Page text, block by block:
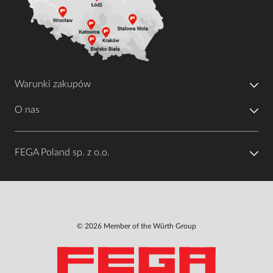
Warunki zakupów
O nas
FEGA Poland sp. z o.o.
© 2026 Member of the Würth Group